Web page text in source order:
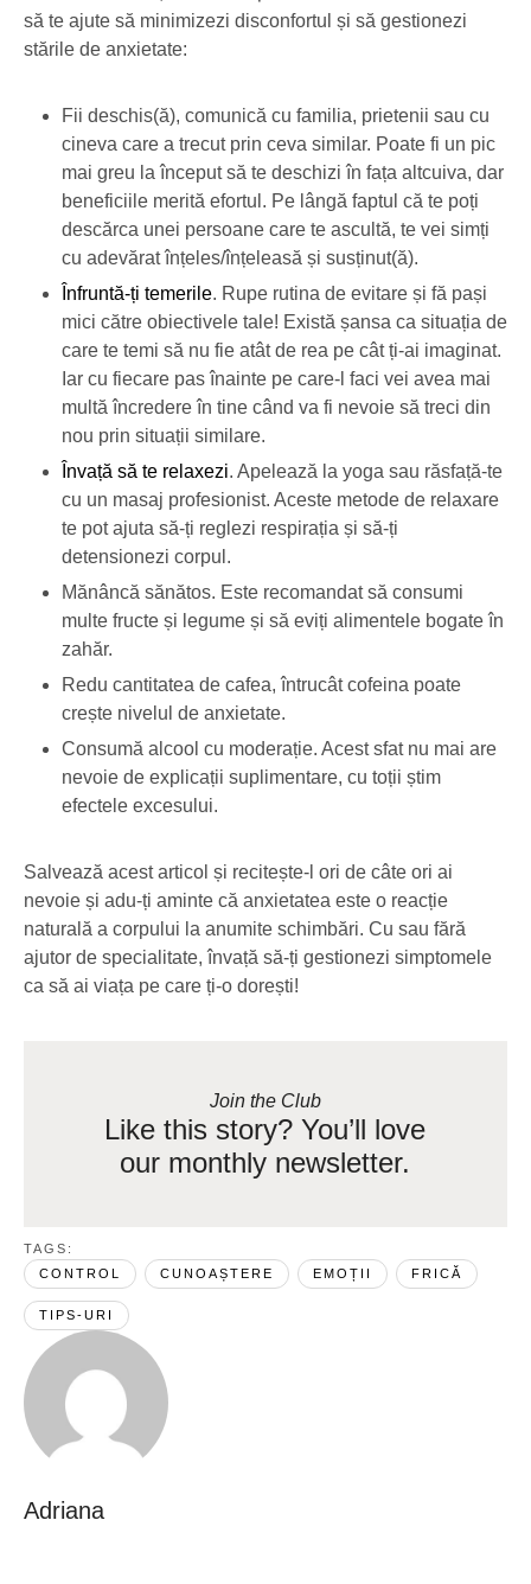
să te ajute să minimizezi disconfortul și să gestionezi
stările de anxietate:
Fii deschis(ă), comunică cu familia, prietenii sau cu
cineva care a trecut prin ceva similar. Poate fi un pic
mai greu la început să te deschizi în fața altcuiva, dar
beneficiile merită efortul. Pe lângă faptul că te poți
descărca unei persoane care te ascultă, te vei simți
cu adevărat înțeles/înțeleasă și susținut(ă).
Înfruntă-ți temerile. Rupe rutina de evitare și fă pași
mici către obiectivele tale! Există șansa ca situația de
care te temi să nu fie atât de rea pe cât ți-ai imaginat.
Iar cu fiecare pas înainte pe care-l faci vei avea mai
multă încredere în tine când va fi nevoie să treci din
nou prin situații similare.
Învață să te relaxezi. Apelează la yoga sau răsfață-te
cu un masaj profesionist. Aceste metode de relaxare
te pot ajuta să-ți reglezi respirația și să-ți
detensionezi corpul.
Mănâncă sănătos. Este recomandat să consumi
multe fructe și legume și să eviți alimentele bogate în
zahăr.
Redu cantitatea de cafea, întrucât cofeina poate
crește nivelul de anxietate.
Consumă alcool cu moderație. Acest sfat nu mai are
nevoie de explicații suplimentare, cu toții știm
efectele excesului.
Salvează acest articol și recitește-l ori de câte ori ai
nevoie și adu-ți aminte că anxietatea este o reacție
naturală a corpului la anumite schimbări. Cu sau fără
ajutor de specialitate, învață să-ți gestionezi simptomele
ca să ai viața pe care ți-o dorești!
Join the Club
Like this story? You’ll love
our monthly newsletter.
TAGS:
CONTROL
CUNOAȘTERE EMOȚII FRICĂ
TIPS-URI
Adriana